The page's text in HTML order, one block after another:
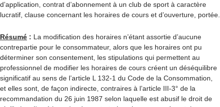
d’application, contrat d’abonnement à un club de sport à caractère
lucratif, clause concernant les horaires de cours et d’ouverture, portée.
Résumé : La modification des horaires n’étant assortie d’aucune
contrepartie pour le consommateur, alors que les horaires ont pu
déterminer son consentement, les stipulations qui permettent au
professionnel de modifier les horaires de cours créent un déséquilibre
significatif au sens de l’article L 132-1 du Code de la Consommation,
et elles sont, de façon indirecte, contraires à l’article III-3° de la
recommandation du 26 juin 1987 selon laquelle est abusif le droit de